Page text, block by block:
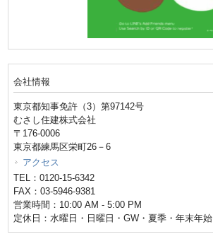
会社情報
東京都知事免許（3）第97142号
むさし住建株式会社
〒176-0006
東京都練馬区栄町26－6
アクセス
TEL：0120-15-6342
FAX：03-5946-9381
営業時間：10:00 AM - 5:00 PM
定休日：水曜日・日曜日・GW・夏季・年末年始